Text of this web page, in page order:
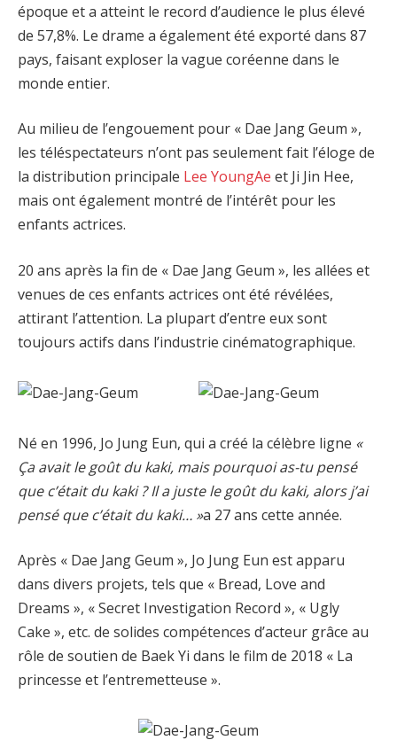
époque et a atteint le record d’audience le plus élevé
de 57,8%. Le drame a également été exporté dans 87
pays, faisant exploser la vague coréenne dans le
monde entier.
Au milieu de l’engouement pour « Dae Jang Geum »,
les téléspectateurs n’ont pas seulement fait l’éloge de
la distribution principale Lee YoungAe et Ji Jin Hee,
mais ont également montré de l’intérêt pour les
enfants actrices.
20 ans après la fin de « Dae Jang Geum », les allées et
venues de ces enfants actrices ont été révélées,
attirant l’attention. La plupart d’entre eux sont
toujours actifs dans l’industrie cinématographique.
Né en 1996, Jo Jung Eun, qui a créé la célèbre ligne «
Ça avait le goût du kaki, mais pourquoi as-tu pensé
que c’était du kaki ? Il a juste le goût du kaki, alors j’ai
pensé que c’était du kaki… »a 27 ans cette année.
Après « Dae Jang Geum », Jo Jung Eun est apparu
dans divers projets, tels que « Bread, Love and
Dreams », « Secret Investigation Record », « Ugly
Cake », etc. de solides compétences d’acteur grâce au
rôle de soutien de Baek Yi dans le film de 2018 « La
princesse et l’entremetteuse ».